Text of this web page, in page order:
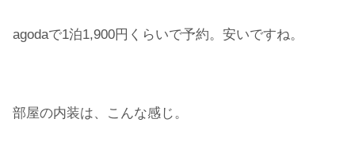
agodaで1泊1,900円くらいで予約。安いですね。
部屋の内装は、こんな感じ。